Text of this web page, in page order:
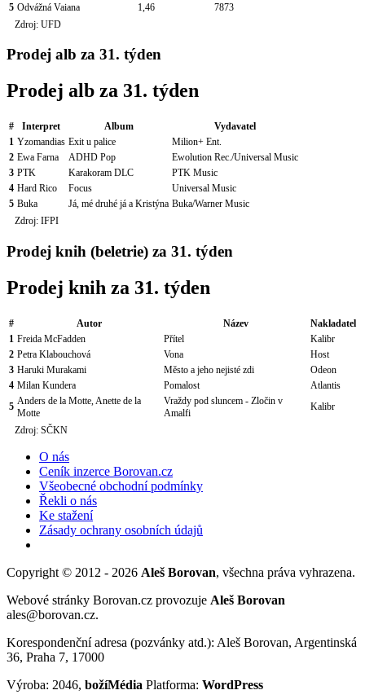
5 Odvážná Vaiana 1,46
7873
Zdroj: UFD
Prodej alb za 31. týden
Prodej alb za 31. týden
# Interpret Album
Vydavatel
1 Yzomandias Exit u palice
Milion+ Ent.
2 Ewa Farna ADHD Pop
Ewolution Rec./Universal Music
3 PTK Karakoram DLC
PTK Music
4 Hard Rico Focus
Universal Music
5 Buka Já, mé druhé já a Kristýna Buka/Warner Music
Zdroj: IFPI
Prodej knih (beletrie) za 31. týden
Prodej knih za 31. týden
# Autor Název
Nakladatel
1 Freida McFadden Přítel
Kalibr
2 Petra Klabouchová Vona
Host
3 Haruki Murakami Město a jeho nejisté zdi
Odeon
4 Milan Kundera Pomalost
Atlantis
5 Anders de la Motte, Anette de la
Motte
Vraždy pod sluncem - Zločin v
Amalfi
Kalibr
Zdroj: SČKN
O nás
Ceník inzerce Borovan.cz
Všeobecné obchodní podmínky
Řekli o nás
Ke stažení
Zásady ochrany osobních údajů
Copyright © 2012 - 2026 Aleš Borovan, všechna práva vyhrazena.
Webové stránky Borovan.cz provozuje Aleš Borovan
ales@borovan.cz.
Korespondenční adresa (pozvánky atd.): Aleš Borovan, Argentinská
36, Praha 7, 17000
Výroba: 2046, božíMédia Platforma: WordPress